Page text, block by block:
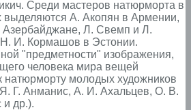
Среди мастеров натюрморта в
выделяются А. Акопян в Армении,
Л. Свемп и Л.
И. Кормашов в Эстонии.
"предметности" изображения,
человека мира вещей
натюрморту молодых художников
Г. Анманис, А. И. Ахальцев, О. В.
и др.).